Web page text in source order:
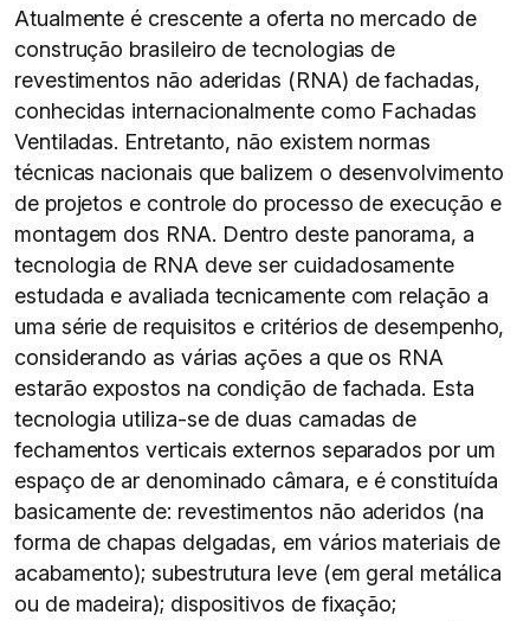
Atualmente é crescente a oferta no mercado de
construção brasileiro de tecnologias de
revestimentos não aderidas (RNA) de fachadas,
conhecidas internacionalmente como Fachadas
Ventiladas. Entretanto, não existem normas
técnicas nacionais que balizem o desenvolvimento
de projetos e controle do processo de execução e
montagem dos RNA. Dentro deste panorama, a
tecnologia de RNA deve ser cuidadosamente
estudada e avaliada tecnicamente com relação a
uma série de requisitos e critérios de desempenho,
considerando as várias ações a que os RNA
estarão expostos na condição de fachada. Esta
tecnologia utiliza-se de duas camadas de
fechamentos verticais externos separados por um
espaço de ar denominado câmara, e é constituída
basicamente de: revestimentos não aderidos (na
forma de chapas delgadas, em vários materiais de
acabamento); subestrutura leve (em geral metálica
ou de madeira); dispositivos de fixação;